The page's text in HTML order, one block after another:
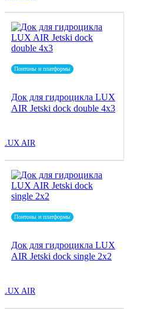
Понтоны и платформы
Док для гидроцикла LUX
AIR Jetski dock double 4x3
LUX AIR
Понтоны и платформы
Док для гидроцикла LUX
AIR Jetski dock single 2x2
LUX AIR